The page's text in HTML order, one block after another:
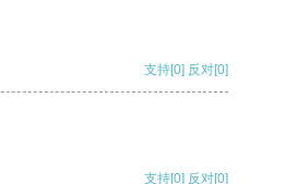
支持[0] 反对[0]
支持[0] 反对[0]